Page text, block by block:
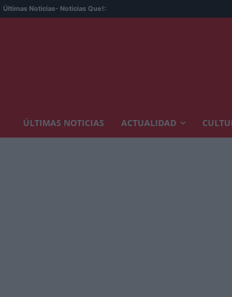
Últimas Noticias- Noticias Que!:
ÚLTIMAS NOTICIAS ACTUALIDAD